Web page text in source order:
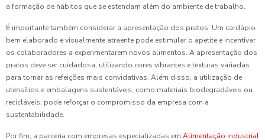
a formação de hábitos que se estendam além do ambiente de trabalho.
É importante também considerar a apresentação dos pratos. Um cardápio
bem elaborado e visualmente atraente pode estimular o apetite e incentivar
os colaboradores a experimentarem novos alimentos. A apresentação dos
pratos deve ser cuidadosa, utilizando cores vibrantes e texturas variadas
para tornar as refeições mais convidativas. Além disso, a utilização de
utensílios e embalagens sustentáveis, como materiais biodegradáveis ou
recicláveis, pode reforçar o compromisso da empresa com a
sustentabilidade.
Por fim, a parceria com empresas especializadas em Alimentação industrial